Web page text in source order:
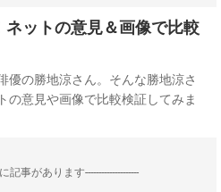
ットの意見＆画像で比較
優の勝地涼さん。そんな勝地涼さ
の意見や画像で比較検証してみま
記事があります--------------------